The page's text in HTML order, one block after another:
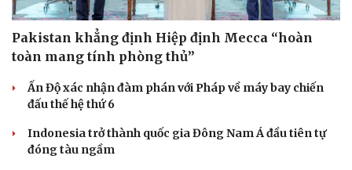
Doanh nghiệp
Thông tin doanh nghiệp
Doanh nghiệp 24h
Doanh nhân
Công nghệ
Tin Công nghệ
Trải nghiệm
Pakistan khẳng định Hiệp định Mecca “hoàn
toàn mang tính phòng thủ”
Ấn Độ xác nhận đàm phán với Pháp về máy bay chiến
đấu thế hệ thứ 6
Indonesia trở thành quốc gia Đông Nam Á đầu tiên tự
đóng tàu ngầm